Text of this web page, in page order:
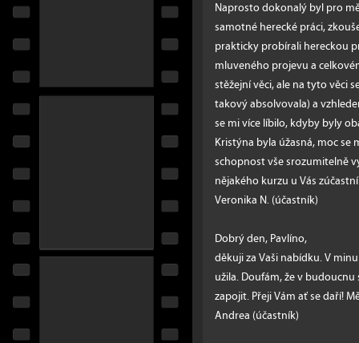
Naprosto dokonalý byl pro
samotné herecké práci,
prakticky probírali hereckou
mluveného projevu a
stěžejní věci, ale na tyto věci
takový absolvovala) a
se mi více líbilo, kdyby byly
Kristýna byla úžasná, moc
schopnost vše srozumitelně
nějakého kurzu u Vás
Veronika N. (účastník)
Dobrý den, Pavlíno,
děkuji za Vaši nabídku. V
užila. Doufám, že v
zapojit. Přeji Vám ať se daří!
Andrea (účastník)